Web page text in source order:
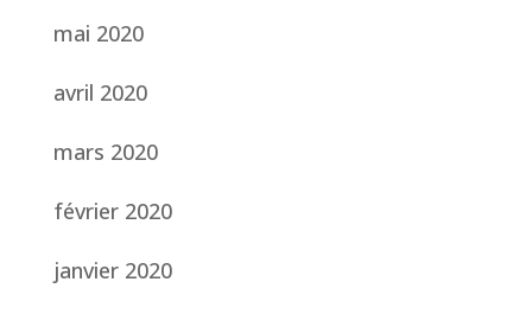
mai 2020
avril 2020
mars 2020
février 2020
janvier 2020